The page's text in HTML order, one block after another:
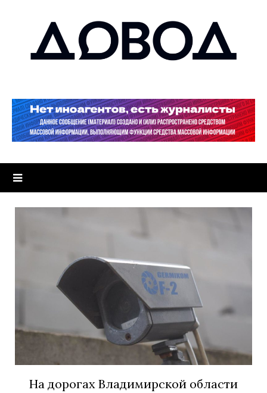
На дорогах Владимирской области